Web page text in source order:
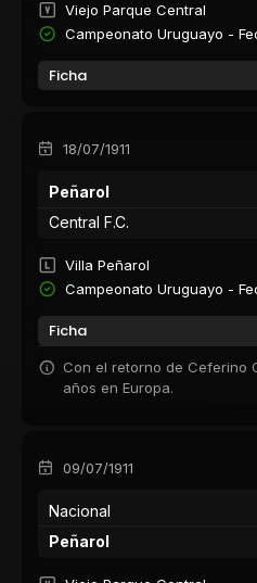
Viejo Parque Central
Campeonato Uruguayo -
Ficha
18/07/1911
Peñarol
Central F.C.
Villa Peñarol
Campeonato Uruguayo -
Ficha
Con el retorno de Ceferino
años en Europa.
09/07/1911
Nacional
Peñarol